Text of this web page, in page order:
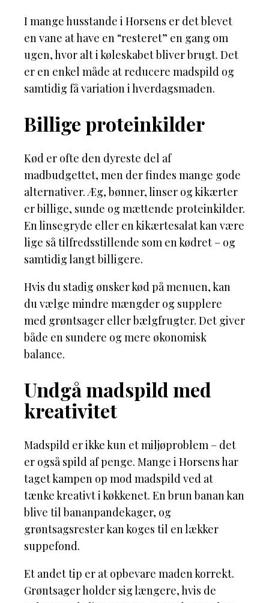
I mange husstande i Horsens er det blevet
en vane at have en “resteret” en gang om
ugen, hvor alt i køleskabet bliver brugt. Det
er en enkel måde at reducere madspild og
samtidig få variation i hverdagsmaden.
Billige proteinkilder
Kød er ofte den dyreste del af
madbudgettet, men der findes mange gode
alternativer. Æg, bønner, linser og kikærter
er billige, sunde og mættende proteinkilder.
En linsegryde eller en kikærtesalat kan være
lige så tilfredsstillende som en kødret – og
samtidig langt billigere.
Hvis du stadig ønsker kød på menuen, kan
du vælge mindre mængder og supplere
med grøntsager eller bælgfrugter. Det giver
både en sundere og mere økonomisk
balance.
Undgå madspild med
kreativitet
Madspild er ikke kun et miljøproblem – det
er også spild af penge. Mange i Horsens har
taget kampen op mod madspild ved at
tænke kreativt i køkkenet. En brun banan kan
blive til bananpandekager, og
grøntsagsrester kan koges til en lækker
suppefond.
Et andet tip er at opbevare maden korrekt.
Grøntsager holder sig længere, hvis de